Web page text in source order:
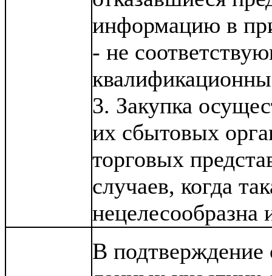
информацию в
- не
3. Закупка
их сбытовых
торговых
случаев, когда
В